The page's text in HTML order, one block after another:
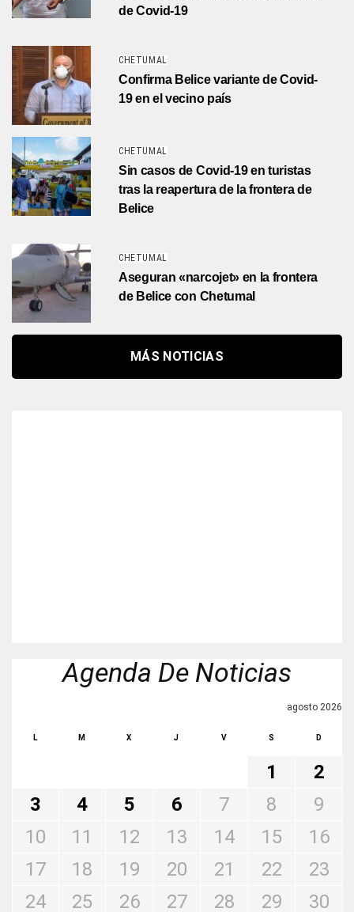
de Covid-19
CHETUMAL
Confirma Belice variante de Covid-
19 en el vecino país
CHETUMAL
Sin casos de Covid-19 en turistas
tras la reapertura de la frontera de
Belice
CHETUMAL
Aseguran «narcojet» en la frontera
de Belice con Chetumal
MÁS NOTICIAS
Agenda De Noticias
agosto 2026
L M X J V S D
1
2
3
4 5 6 7 8
9
10
11 12 13 14 15
16
17
18 19 20 21 22
23
24
25 26 27 28 29 30